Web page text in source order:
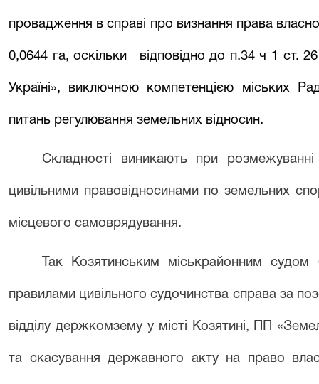
провадження в справі про визнання права
0,0644 га, оскільки відповідно до п.34 ч 1 ст. 26
Україні», виключною компетенцією міських
питань регулювання земельних відносин.
Складності виникають при
цивільними правовідносинами по земельних
місцевого самоврядування.
Так Козятинським міськрайонним
правилами цивільного судочинства справа за
відділу держкомзему у місті Козятині, ПП
та скасування державного акту на право